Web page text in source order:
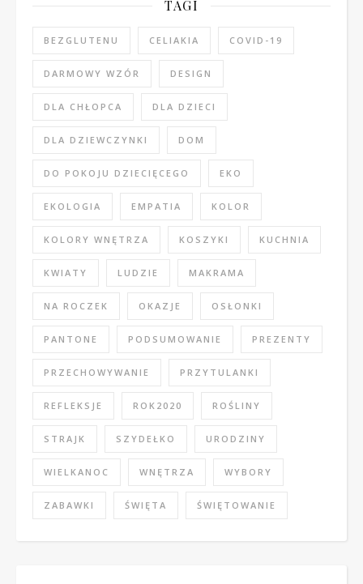
TAGI
BEZGLUTENU CELIAKIA COVID-19
DARMOWY WZÓR DESIGN
DLA CHŁOPCA DLA DZIECI
DLA DZIEWCZYNKI DOM
DO POKOJU DZIECIĘCEGO EKO
EKOLOGIA EMPATIA KOLOR
KOLORY WNĘTRZA KOSZYKI KUCHNIA
KWIATY LUDZIE MAKRAMA
NA ROCZEK OKAZJE OSŁONKI
PANTONE PODSUMOWANIE PREZENTY
PRZECHOWYWANIE PRZYTULANKI
REFLEKSJE ROK2020 ROŚLINY
STRAJK SZYDEŁKO URODZINY
WIELKANOC WNĘTRZA WYBORY
ZABAWKI ŚWIĘTA ŚWIĘTOWANIE